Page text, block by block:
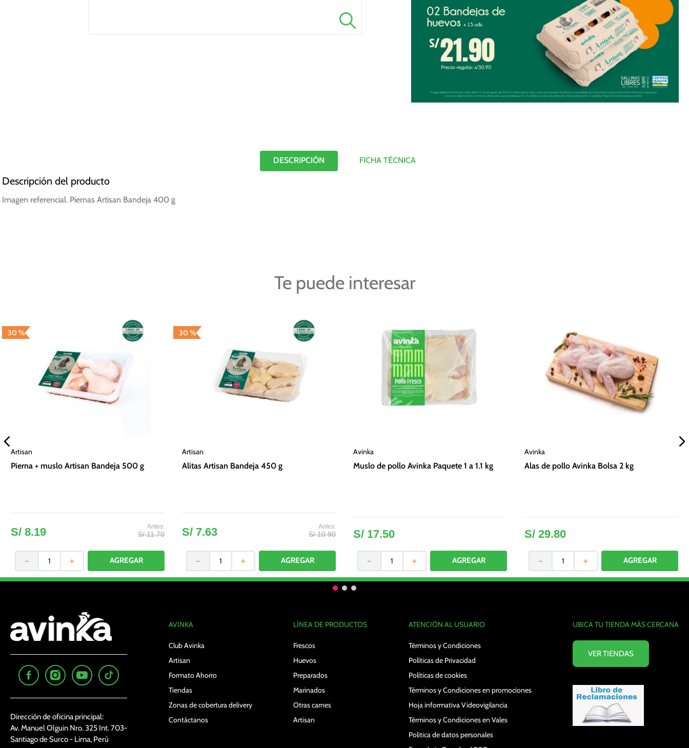
DESCRIPCIÓN FICHA TÉCNICA
Descripción del producto
Imagen referencial. Piernas Artisan Bandeja 400 g
Te puede interesar
30 %
Artisan
Pierna + muslo Artisan Bandeja 500 g
S/ 11.70
S/ 8.19
＋
－
30 %
Artisan
Alitas Artisan Bandeja 450 g
S/ 10.90
S/ 7.63
＋
－
Avinka
Muslo de pollo Avinka Paquete 1 a 1.1 kg
S/ 17.50
＋
－
Avinka
Alas de pollo Avinka Bolsa 2 kg
S/ 29.80
＋
－
Dirección de oficina principal:
Av. Manuel Olguin Nro. 325 Int. 703-
Santiago de Surco - Lima, Perú
AVINKA
Club Avinka
Artisan
Formato Ahorro
Tiendas
Zonas de cobertura delivery
Contáctanos
LÍNEA DE PRODUCTOS
Frescos
Huevos
Preparados
Marinados
Otras carnes
Artisan
ATENCIÓN AL USUARIO
Términos y Condiciones
Políticas de Privacidad
Políticas de cookies
Términos y Condiciones en promociones
Hoja informativa Videovigilancia
Términos y Condiciones en Vales
Politica de datos personales
UBICA TU TIENDA MÁS CERCANA
VER TIENDAS